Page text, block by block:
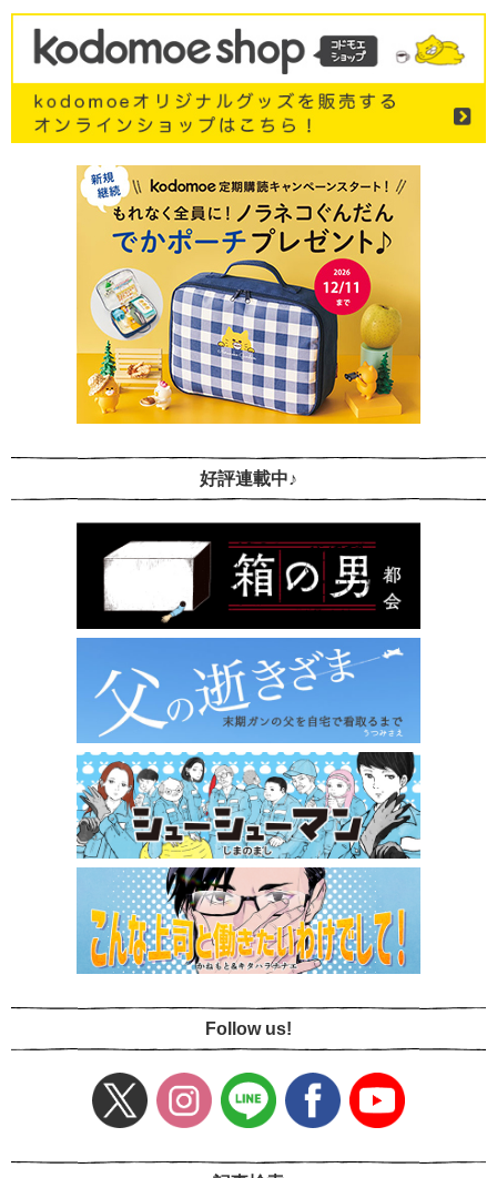
好評連載中♪
Follow us!